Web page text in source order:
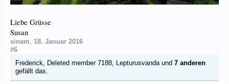
Liebe Grüsse
Susan
sinam, 18. Januar 2016
#6
Frederick, Deleted member 7188, Lepturusvandaund 7 anderen
gefällt das.